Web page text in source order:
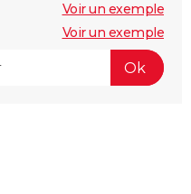
Voir un exemple
Voir un exemple